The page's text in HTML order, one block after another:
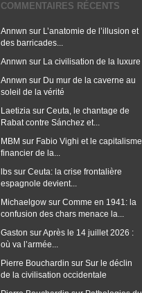
COMMENTAIRES RÉCENTS
Annwn sur L’anatomie de l’illusion et
des barricades...
Annwn sur La civilisation de la luxure
Annwn sur Du mur de la caverne au
soleil de la vérité
Laetizia sur Ceuta, le chantage de
Rabat contre Sánchez et...
MBM sur Fabio Vighi et le capitalisme
financier de la...
lbs sur Ceuta: la crise frontalière
espagnole devient...
Michaelgow sur Comme en 1941: la
confusion des chars menace la...
Gaston surAprès le 14 juillet 2026 :
où va l’armée...
Pierre Bouchardin sur Sur le déclin
de la civilisation occidentale